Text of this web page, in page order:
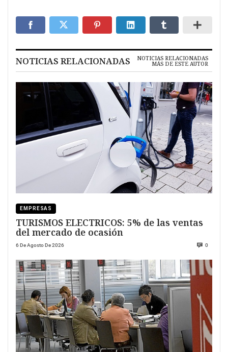
NOTICIAS RELACIONADAS NOTICIAS RELACIONADAS
MÁS DE ESTE AUTOR
EMPRESAS
TURISMOS ELECTRICOS: 5% de las ventas
del mercado de ocasión
6 De Agosto De 2026 0